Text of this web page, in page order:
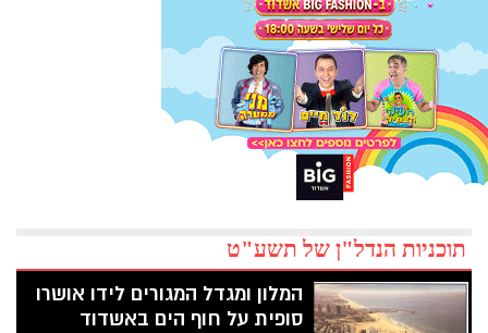
תוכניות הנדל"ן של תשע"ט
המלון ומגדל המגורים לידו אושרו
סופית על חוף הים באשדוד